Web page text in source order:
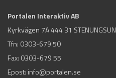
Portalen Interaktiv AB
Kyrkvägen 7A 444 31
Tfn: 0303-679 50
Fax: 0303-679 55
Epost: info@portalen.se